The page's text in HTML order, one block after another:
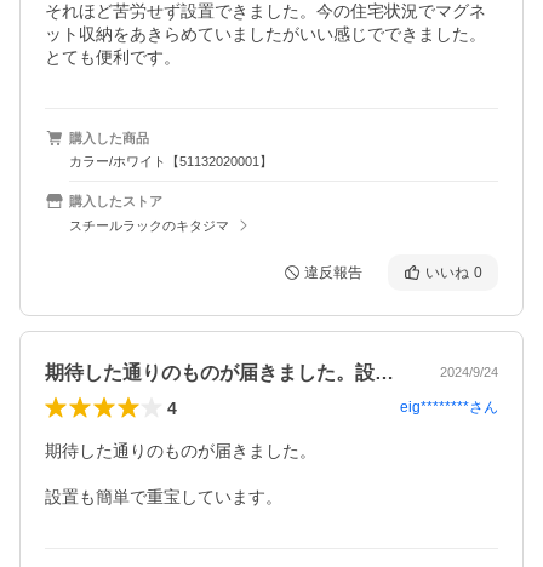
それほど苦労せず設置できました。今の住宅状況でマグネ
ット収納をあきらめていましたがいい感じでできました。
とても便利です。
購入した商品
カラー/ホワイト【51132020001】
購入したストア
スチールラックのキタジマ
違反報告 いいね 0
期待した通りのものが届きました。設置も… 2024/9/24
4 eig********さん
期待した通りのものが届きました。
設置も簡単で重宝しています。